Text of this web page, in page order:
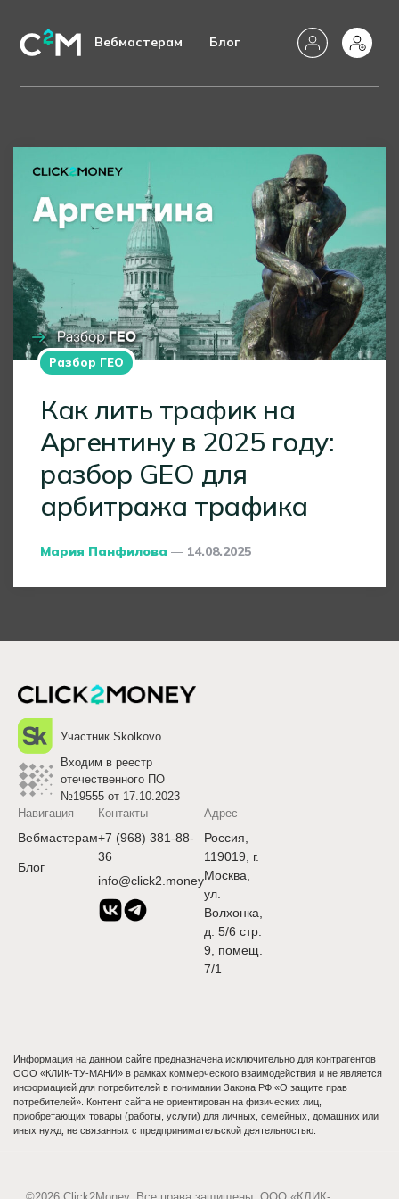
Вебмастерам Блог
Разбор ГЕО
Как лить трафик на
Аргентину в 2025 году:
разбор GEO для
арбитража трафика
Posted
Мария Панфилова 14.08.2025
Участник Skolkovo
Входим в реестр
отечественного ПО
№19555 от 17.10.2023
Навигация
Вебмастерам
Блог
Контакты
+7 (968) 381-88-
36
info@click2.money
Адрес
Россия,
119019, г.
Москва,
ул.
Волхонка,
д. 5/6 стр.
9, помещ.
7/1
Информация на данном сайте предназначена исключительно для контрагентов
ООО «КЛИК-ТУ-МАНИ» в рамках коммерческого взаимодействия и не является
информацией для потребителей в понимании Закона РФ «О защите прав
потребителей». Контент сайта не ориентирован на физических лиц,
приобретающих товары (работы, услуги) для личных, семейных, домашних или
иных нужд, не связанных с предпринимательской деятельностью.